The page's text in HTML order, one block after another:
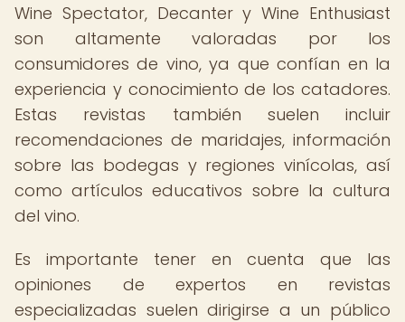
Wine Spectator, Decanter y Wine Enthusiast
son altamente valoradas por los
consumidores de vino, ya que confían en la
experiencia y conocimiento de los catadores.
Estas revistas también suelen incluir
recomendaciones de maridajes, información
sobre las bodegas y regiones vinícolas, así
como artículos educativos sobre la cultura
del vino.
Es importante tener en cuenta que las
opiniones de expertos en revistas
especializadas suelen dirigirse a un público